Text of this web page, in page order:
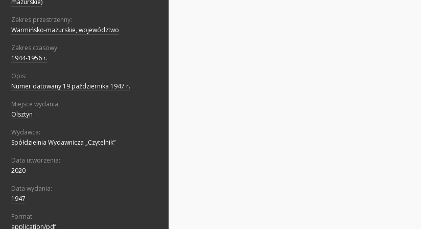
mazurskie)
Zakres przestrzenny:
Warmińsko-mazurskie, województwo
Zakres czasowy:
1944-1956 r.
Opis:
Numer datowany 19 października 1947 r.
Miejsce wydania:
Olsztyn
Wydawca:
Spółdzielnia Wydawnicza „Czytelnik”
Data utworzenia:
2020
Data wydania:
1947
Format:
application/pdf